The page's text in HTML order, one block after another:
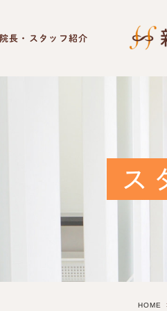
院長・スタッフ紹介
ス
HOME